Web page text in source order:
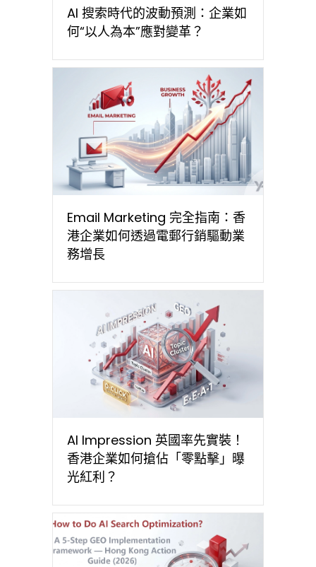
AI 搜索時代的波動預測：企業如
何“以人為本”應對變革？
Email Marketing 完全指南：香
港企業如何透過電郵行銷驅動業
務增長
AI Impression 英國率先實裝！
香港企業如何搶佔「零點擊」曝
光紅利？